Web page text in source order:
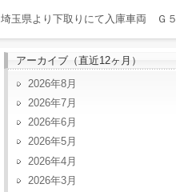
埼玉県より下取りにて入庫車両 Ｇ
アーカイブ（直近12ヶ月）
2026年8月
2026年7月
2026年6月
2026年5月
2026年4月
2026年3月